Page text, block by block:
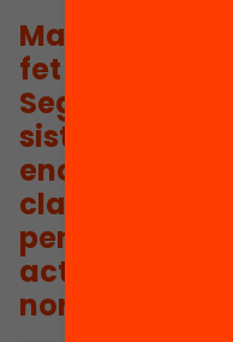
Malgrat els
fet gràcies al
Segregació
sistema
encara un
claus per
pendents de
actualitzats
normativa.